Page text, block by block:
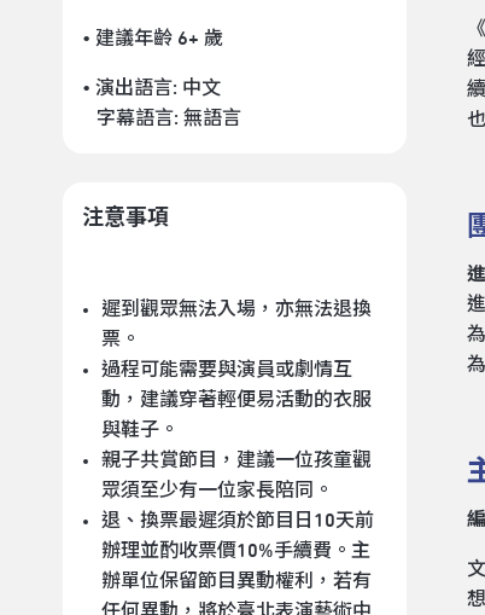
• 建議年齡 6+ 歲
• 演出語言: 中文
字幕語言: 無語言
注意事項
遲到觀眾無法入場，亦無法退換
票。
過程可能需要與演員或劇情互
動，建議穿著輕便易活動的衣服
與鞋子。
親子共賞節目，建議一位孩童觀
眾須至少有一位家長陪同。
退、換票最遲須於節目日10天前
辦理並酌收票價10%手續費。主
辦單位保留節目異動權利，若有
任何異動，將於臺北表演藝術中